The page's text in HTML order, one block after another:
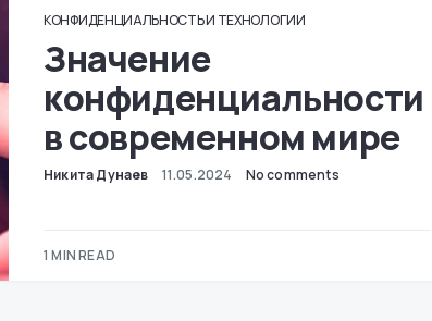
КОНФИДЕНЦИАЛЬНОСТЬ И ТЕХНОЛОГИИ
Значение
конфиденциальности
в современном мире
Никита Дунаев 11.05.2024 No comments
1 MIN READ